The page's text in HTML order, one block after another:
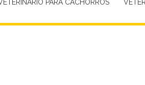
VETERINÁRIO PARA CACHORROS